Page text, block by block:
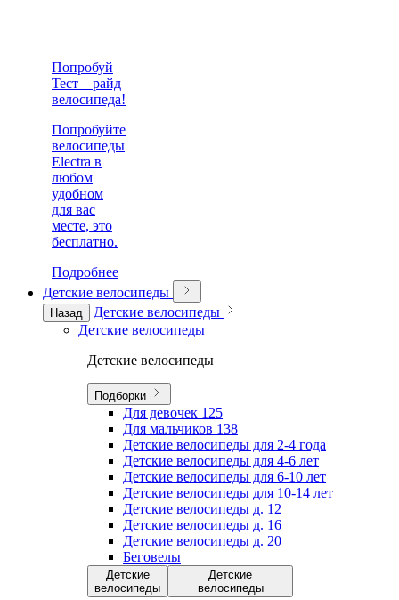
Попробуй
Тест – райд
велосипеда!
Попробуйте
велосипеды
Electra в
любом
удобном
для вас
месте, это
бесплатно.
Подробнее
Детские велосипеды
Назад
Детские велосипеды
Детские велосипеды
Детские велосипеды
Подборки
Для девочек 125
Для мальчиков 138
Детские велосипеды для 2-4 года
Детские велосипеды для 4-6 лет
Детские велосипеды для 6-10 лет
Детские велосипеды для 10-14 лет
Детские велосипеды д. 12
Детские велосипеды д. 16
Детские велосипеды д. 20
Беговелы
Детские
велосипеды
Детские
велосипеды